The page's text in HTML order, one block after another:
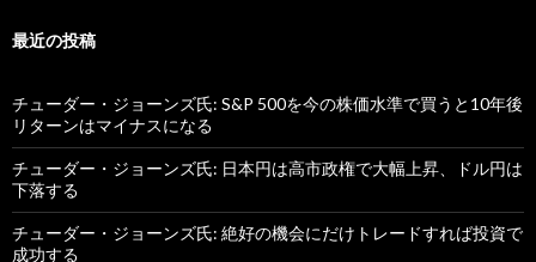
最近の投稿
チューダー・ジョーンズ氏: S&P 500を今の株価水準で買うと10年後
リターンはマイナスになる
チューダー・ジョーンズ氏: 日本円は高市政権で大幅上昇、ドル円は
下落する
チューダー・ジョーンズ氏: 絶好の機会にだけトレードすれば投資で
成功する